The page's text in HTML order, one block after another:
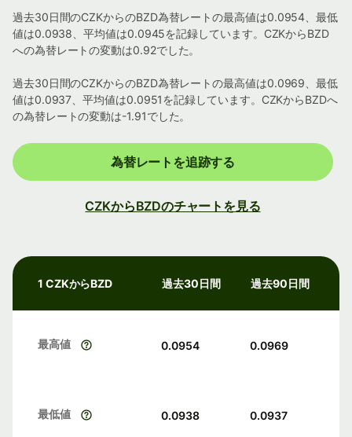
過去30日間のCZKからのBZD為替レートの最高値は0.0954、最低
値は0.0938、平均値は0.0945を記録しています。CZKからBZD
への為替レートの変動は0.92でした。
過去30日間のCZKからのBZD為替レートの最高値は0.0969、最低
値は0.0937、平均値は0.0951を記録しています。CZKからBZDへ
の為替レートの変動は-1.91でした。
為替レートを追跡する
CZKからBZDのチャートを見る
1 CZKからBZD 過去30日間 過去90日間
最高値 0.0954 0.0969
最低値 0.0938 0.0937